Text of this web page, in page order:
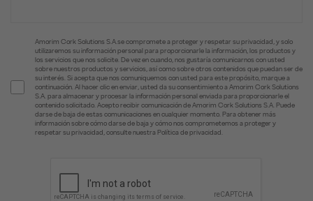
Amorim Cork Solutions S.A.se compromete a proteger y respetar su privacidad, y solo
utilizaremos su información personal para proporcionarle la información, los productos y
los servicios que nos solicite. De vez en cuando, nos gustaría comunicarnos con usted
sobre nuestros productos y servicios, así como sobre otros contenidos que puedan ser de
su interés. Si acepta que nos comuniquemos con usted para este propósito, marque a
continuación. Al hacer clic en enviar, usted da su consentimiento a Amorim Cork Solutions
S.A. para almacenar y procesar la información personal enviada para proporcionarle el
contenido solicitado. Acepto recibir comunicación de Amorim Cork Solutions S.A. Puede
darse de baja de estas comunicaciones en cualquier momento. Para obtener más
información sobre cómo darse de baja y cómo nos comprometemos a proteger y
respetar su privacidad, consulte nuestra Política de privacidad.